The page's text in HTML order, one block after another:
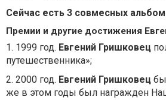
Сейчас есть 3 совмесных
Премии и другие достижения
1. 1999 год. Евгений Гришковец
путешественника»;
2. 2000 год. Евгений Гришковец
же в этом годы был награжден